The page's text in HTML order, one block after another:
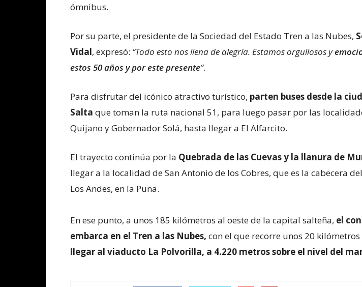
ómnibus.
Por su parte, el presidente de la Sociedad del Estado Tren a las Nubes,
Vidal, expresó: “Todo esto nos llena de alegría. Estamos orgullosos y
estos 50 años y por este presente”.
Para disfrutar del icónico atractivo turístico, parten buses desde la
Salta que toman la ruta nacional 51, para luego pasar por las
Quijano y Gobernador Solá, hasta llegar a El Alfarcito.
El trayecto continúa por la Quebrada de las Cuevas y la llanura de
llegar a la localidad de San Antonio de los Cobres, que es la cabecera
Los Andes, en la Puna.
En ese punto, a unos 185 kilómetros al oeste de la capital salteña, el
embarca en el Tren a las Nubes, con el que recorre unos 20 kilómetros
llegar al viaducto La Polvorilla, a 4.220 metros sobre el nivel del